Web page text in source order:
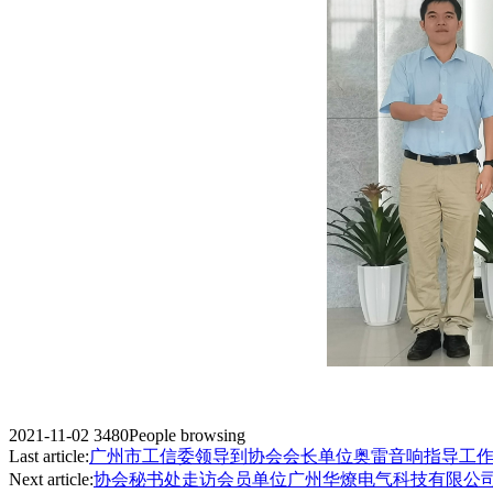
2021-11-02 3480People browsing
Last article:广州市工信委领导到协会会长单位奥雷音响指导工作
Next article:协会秘书处走访会员单位广州华燎电气科技有限公